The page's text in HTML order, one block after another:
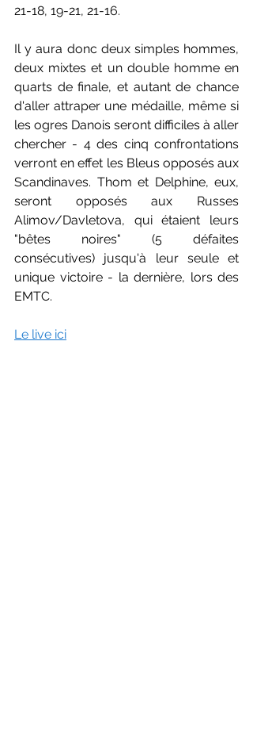
21-18, 19-21, 21-16.
Il y aura donc deux simples hommes,
deux mixtes et un double homme en
quarts de finale, et autant de chance
d'aller attraper une médaille, même si
les ogres Danois seront difficiles à aller
chercher - 4 des cinq confrontations
verront en effet les Bleus opposés aux
Scandinaves. Thom et Delphine, eux,
seront opposés aux Russes
Alimov/Davletova, qui étaient leurs
"bêtes noires" (5 défaites
consécutives) jusqu'à leur seule et
unique victoire - la dernière, lors des
EMTC.
Le live ici